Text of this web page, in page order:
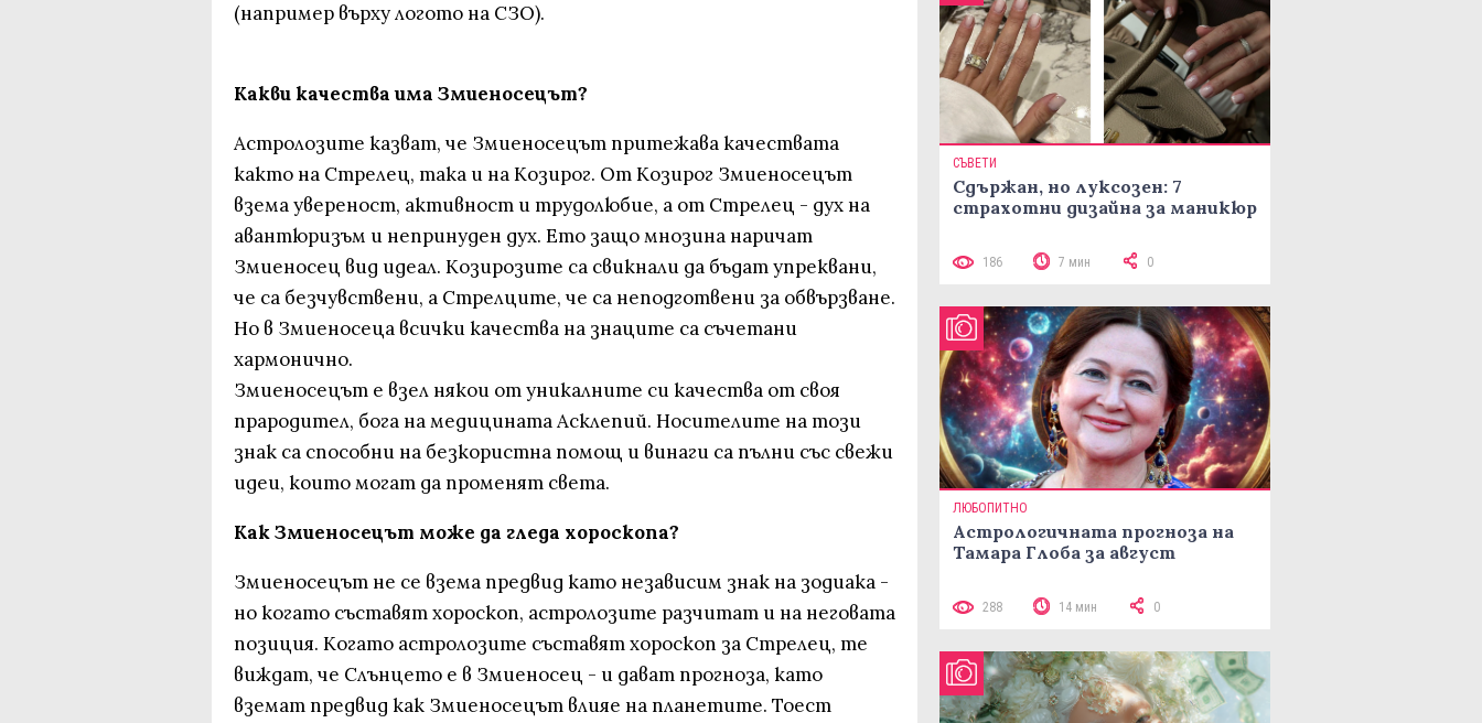
(например върху логото на СЗО).
Какви качества има Змиеносецът?
Астролозите казват, че Змиеносецът притежава качествата
както на Стрелец, така и на Козирог. От Козирог Змиеносецът
взема увереност, активност и трудолюбие, а от Стрелец - дух на
авантюризъм и непринуден дух. Ето защо мнозина наричат ​​
Змиеносец вид идеал. Козирозите са свикнали да бъдат упреквани,
че са безчувствени, а Стрелците, че са неподготвени за обвързване.
Но в Змиеносеца всички качества на знаците са съчетани
хармонично.
Змиеносецът е взел някои от уникалните си качества от своя
прародител, бога на медицината Асклепий. Носителите на този
знак са способни на безкористна помощ и винаги са пълни със свежи
идеи, които могат да променят света.
Как Змиеносецът може да гледа хороскопа?
Змиеносецът не се взема предвид като независим знак на зодиака -
но когато съставят хороскоп, астролозите разчитат и на неговата
позиция. Когато астролозите съставят хороскоп за Стрелец, те
виждат, че Слънцето е в Змиеносец - и дават прогноза, като
вземат предвид как Змиеносецът влияе на планетите. Тоест
СЪВЕТИ
Сдържан, но луксозен: 7
страхотни дизайна за маникюр
186 7 мин 0
ЛЮБОПИТНО
Астрологичната прогноза на
Тамара Глоба за август
288 14 мин 0